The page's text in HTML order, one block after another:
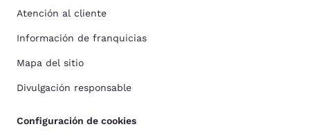
Atención al cliente
Información de franquicias
Mapa del sitio
Divulgación responsable
Configuración de cookies